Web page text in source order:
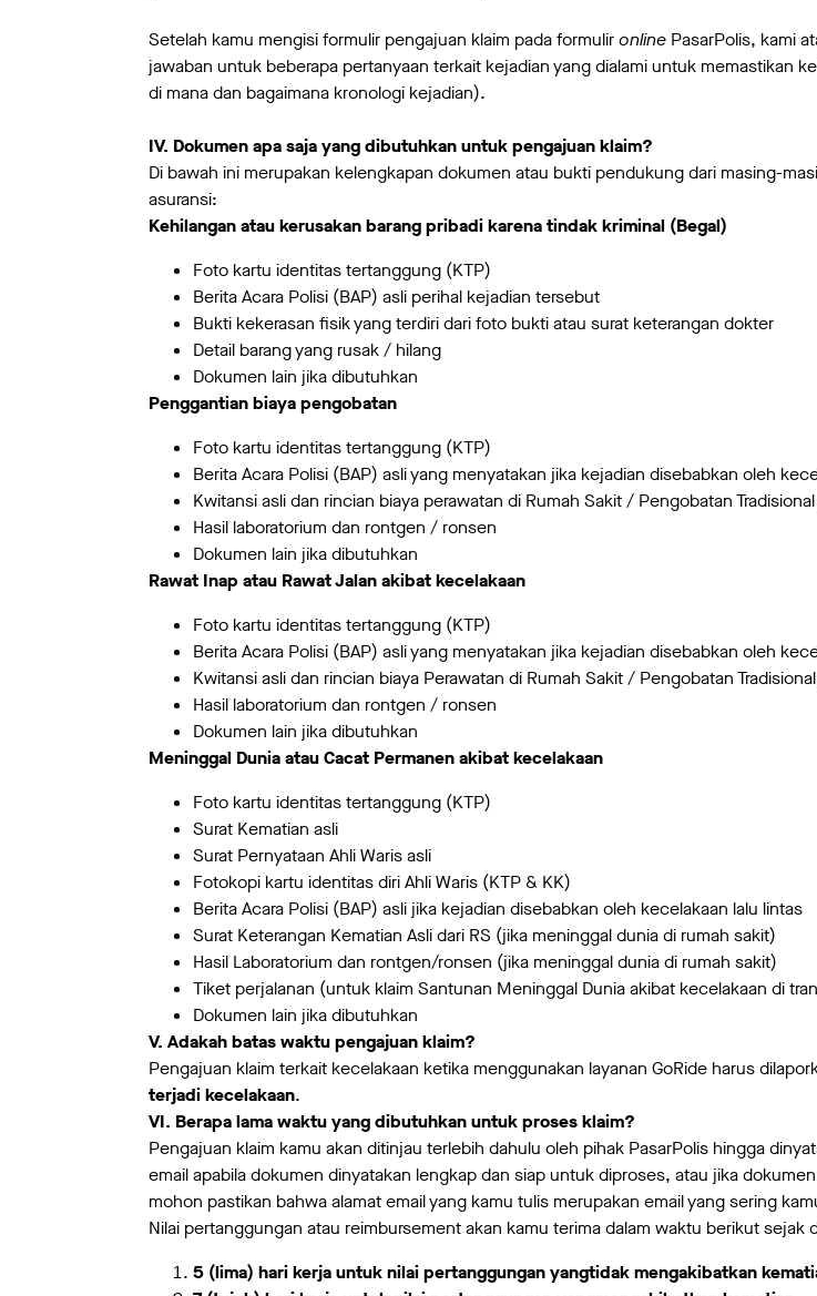
Setelah kamu mengisi formulir pengajuan klaim pada formulironline PasarPolis, kami
jawaban untuk beberapa pertanyaan terkait kejadian yang dialami untuk memastikan
di mana dan bagaimana kronologi kejadian).
IV. Dokumen apa saja yang dibutuhkan untuk pengajuan klaim?
Di bawah ini merupakan kelengkapan dokumen atau bukti pendukung dari masing-
asuransi:
Kehilangan atau kerusakan barang pribadi karena tindak kriminal (Begal)
Foto kartu identitas tertanggung (KTP)
Berita Acara Polisi (BAP) asli perihal kejadian tersebut
Bukti kekerasan fisik yang terdiri dari foto bukti atau surat keterangan dokter
Detail barang yang rusak / hilang
Dokumen lain jika dibutuhkan
Penggantian biaya pengobatan
Foto kartu identitas tertanggung (KTP)
Berita Acara Polisi (BAP) asli yang menyatakan jika kejadian disebabkan oleh
Kwitansi asli dan rincian biaya perawatan di Rumah Sakit / Pengobatan
Hasil laboratorium dan rontgen / ronsen
Dokumen lain jika dibutuhkan
Rawat Inap atau Rawat Jalan akibat kecelakaan
Foto kartu identitas tertanggung (KTP)
Berita Acara Polisi (BAP) asli yang menyatakan jika kejadian disebabkan oleh
Kwitansi asli dan rincian biaya Perawatan di Rumah Sakit / Pengobatan
Hasil laboratorium dan rontgen / ronsen
Dokumen lain jika dibutuhkan
Meninggal Dunia atau Cacat Permanen akibat kecelakaan
Foto kartu identitas tertanggung (KTP)
Surat Kematian asli
Surat Pernyataan Ahli Waris asli
Fotokopi kartu identitas diri Ahli Waris (KTP & KK)
Berita Acara Polisi (BAP) asli jika kejadian disebabkan oleh kecelakaan lalu lintas
Surat Keterangan Kematian Asli dari RS (jika meninggal dunia di rumah sakit)
Hasil Laboratorium dan rontgen/ronsen (jika meninggal dunia di rumah sakit)
Tiket perjalanan (untuk klaim Santunan Meninggal Dunia akibat kecelakaan di
Dokumen lain jika dibutuhkan
V. Adakah batas waktu pengajuan klaim?
Pengajuan klaim terkait kecelakaan ketika menggunakan layanan GoRide harus
terjadi kecelakaan.
VI. Berapa lama waktu yang dibutuhkan untuk proses klaim?
Pengajuan klaim kamu akan ditinjau terlebih dahulu oleh pihak PasarPolis hingga
email apabila dokumen dinyatakan lengkap dan siap untuk diproses, atau jika
mohon pastikan bahwa alamat email yang kamu tulis merupakan email yang sering
Nilai pertanggungan atau reimbursement akan kamu terima dalam waktu berikut sejak
5 (lima) hari kerja untuk nilai pertanggungan yangtidak mengakibatkan